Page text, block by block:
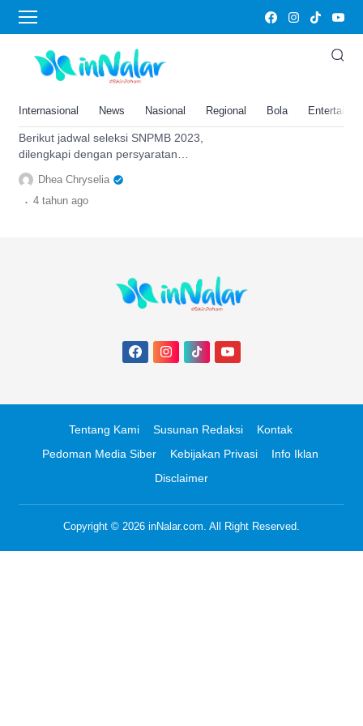
Internasional News Nasional Regional Bola
pejuang PTN
Jadwal Seleksi SNPMB 2023
Beserta Informasi Pendaftaran
Wajib Tahu Ini!
Berikut jadwal seleksi SNPMB 2023,
dilengkapi dengan persyaratan
pendaftarannya. Pejuang PTN wajib tahu
ini dalam artikel.
Dhea Chryselia
. 4 tahun ago
Tentang Kami Susunan Redaksi
Kontak
Pedoman Media Siber
Kebijakan Privasi
Info Iklan
Disclaimer
Copyright © 2026 inNalar.com. All Right Reserved.